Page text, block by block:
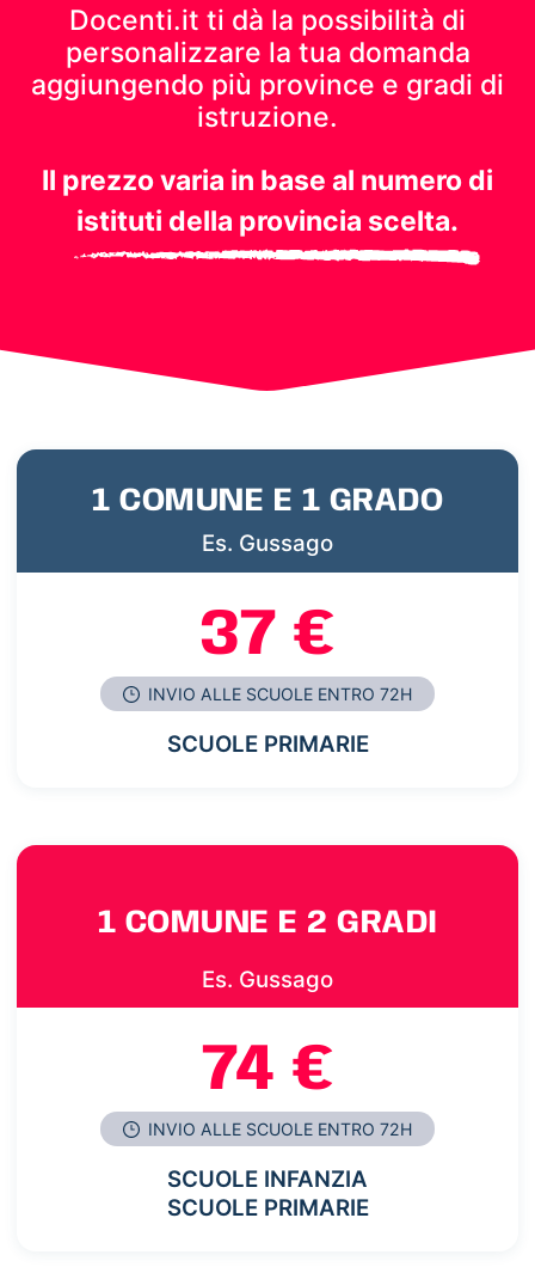
Docenti.it ti dà la possibilità di
personalizzare la tua domanda
aggiungendo più province e gradi di
istruzione.
Il prezzo varia in base al numero di
istituti della provincia scelta.
1 COMUNE E 1 GRADO
Es. Gussago
37 €
INVIO ALLE SCUOLE ENTRO 72H
SCUOLE PRIMARIE
1 COMUNE E 2 GRADI
Es. Gussago
74 €
INVIO ALLE SCUOLE ENTRO 72H
SCUOLE INFANZIA
SCUOLE PRIMARIE